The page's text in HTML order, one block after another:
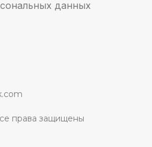
данных
права защищены